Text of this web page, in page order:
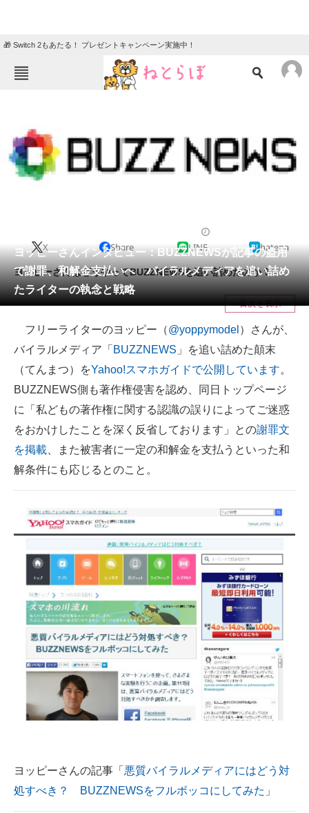
🎁 Switch 2もあたる！ プレゼントキャンペーン実施中！
エンタメ クイズ
グルメ 地域
会員記事
メディア
注目記事を集めた総合ページ
ITの今と未来を見通す
スマホと通信の最新トレンド
進化するPCとデバイスの未来
好きが集まる 比べて選べる
ビジネスと働き方のヒント
企業ITのトレンドを詳説
経営リーダーのコミュニティ
マーケ×ITの今がよく分かる
ITエンジニア向け専門サイト
企業向けIT製品の総合サイト
IT製品の技術・比較・事例
製造業のIT導入・活用を支援
ヨッピーさんインタビュー：BUZZNEWSが記事の盗用
で謝罪、和解金支払いへ バイラルメディアを追い詰め
たライターの執念と戦略
X Share LINE hatena
ヨッピーさんはどうやってBUZZNEWSを追い詰めたのか？
目次を表示
フリーライターのヨッピー（@yoppymodel ）さんが、
バイラルメディア「 BUZZNEWS 」を追い詰めた顛末
（てんまつ）をYahoo!スマホガイドで公開しています。
BUZZNEWS側も著作権侵害を認め、同日トップページ
に「私どもの著作権に関する認識の誤りによってご迷惑
をおかけしたことを深く反省しております」との謝罪文
を掲載 、また被害者に一定の和解金を支払うといった和
解条件にも応じるとのこと。
ヨッピーさんの記事「 悪質バイラルメディアにはどう対
処すべき？ BUZZNEWSをフルボッコにしてみた 」